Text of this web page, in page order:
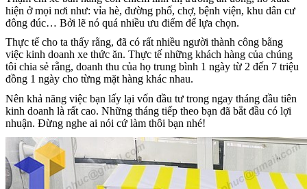
hiện ở mọi nơi như: vỉa hè, đường phố, chợ, bệnh viện, khu dân cư
đông đúc… Bởi lẽ nó quá nhiều ưu điểm để lựa chọn.
Thực tế cho ta thấy rằng, đã có rất nhiều người thành công bằng
việc kinh doanh xe thức ăn. Thực tế những khách hàng của chúng
tôi chia sẻ rằng, doanh thu của họ trung bình 1 ngày từ 2 đến 7 triệu
đồng 1 ngày cho từng mặt hàng khác nhau.
Nên khả năng việc bạn lấy lại vốn đầu tư trong ngay tháng đầu tiên
kinh doanh là rất cao. Những tháng tiếp theo bạn đã bắt đầu có lợi
nhuận. Đừng nghe ai nói cứ làm thôi bạn nhé!